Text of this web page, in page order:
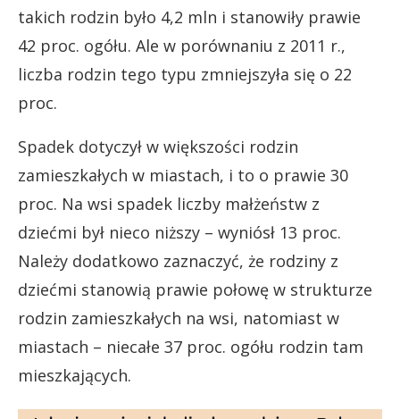
takich rodzin było 4,2 mln i stanowiły prawie
42 proc. ogółu. Ale w porównaniu z 2011 r.,
liczba rodzin tego typu zmniejszyła się o 22
proc.
Spadek dotyczył w większości rodzin
zamieszkałych w miastach, i to o prawie 30
proc. Na wsi spadek liczby małżeństw z
dziećmi był nieco niższy – wyniósł 13 proc.
Należy dodatkowo zaznaczyć, że rodziny z
dziećmi stanowią prawie połowę w strukturze
rodzin zamieszkałych na wsi, natomiast w
miastach – niecałe 37 proc. ogółu rodzin tam
mieszkających.